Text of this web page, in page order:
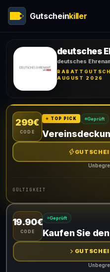
Gutscheinkiller
deutsches
deutsches
AUGUST 2026
299€
CODE
⭐ TOP PICK Geprüft
GÜLTIGKEIT
Gültig für teilnehmende
Gib den Code an der Kasse
19.90€
CODE
Geprüft
Kaufen Sie